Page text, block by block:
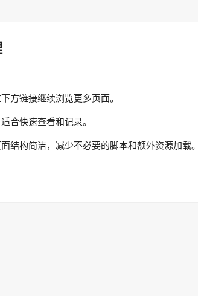
方链接继续浏览更多页面。
合快速查看和记录。
结构简洁，减少不必要的脚本和额外资源加载。